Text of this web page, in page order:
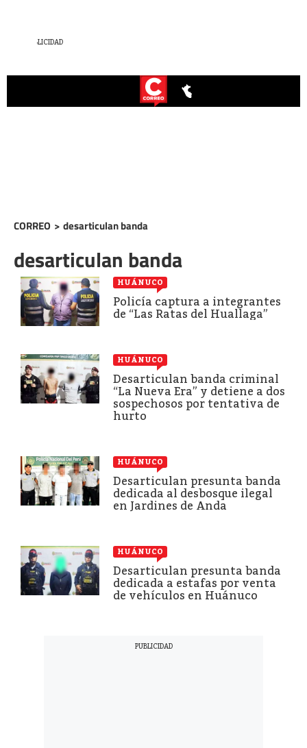
CORREO > desarticulan banda
desarticulan banda
HUÁNUCO
Policía captura a integrantes
de “Las Ratas del Huallaga”
HUÁNUCO
Desarticulan banda criminal
“La Nueva Era” y detiene a dos
sospechosos por tentativa de
hurto
HUÁNUCO
Desarticulan presunta banda
dedicada al desbosque ilegal
en Jardines de Anda
HUÁNUCO
Desarticulan presunta banda
dedicada a estafas por venta
de vehículos en Huánuco